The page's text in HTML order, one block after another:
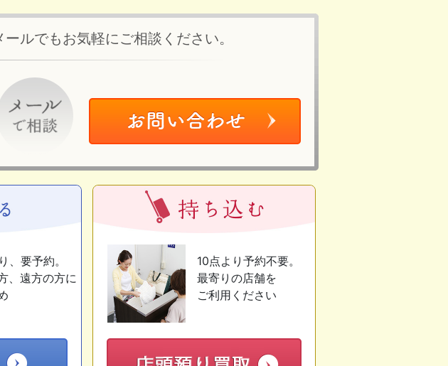
ルでもお気軽にご相談ください。
、要予約。
、遠方の方に
10点より予約不要。
最寄りの店舗を
ご利用ください